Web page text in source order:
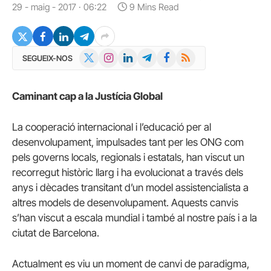
29 - maig - 2017 · 06:22
9 Mins Read
SEGUEIX-NOS InstagramLinkedInTelegramFacebook
RSS
Caminant cap a la Justícia Global
La cooperació internacional i l’educació per al
desenvolupament, impulsades tant per les ONG com
pels governs locals, regionals i estatals, han viscut un
recorregut històric llarg i ha evolucionat a través dels
anys i dècades transitant d’un model assistencialista a
altres models de desenvolupament. Aquests canvis
s’han viscut a escala mundial i també al nostre país i a la
ciutat de Barcelona.
Actualment es viu un moment de canvi de paradigma,